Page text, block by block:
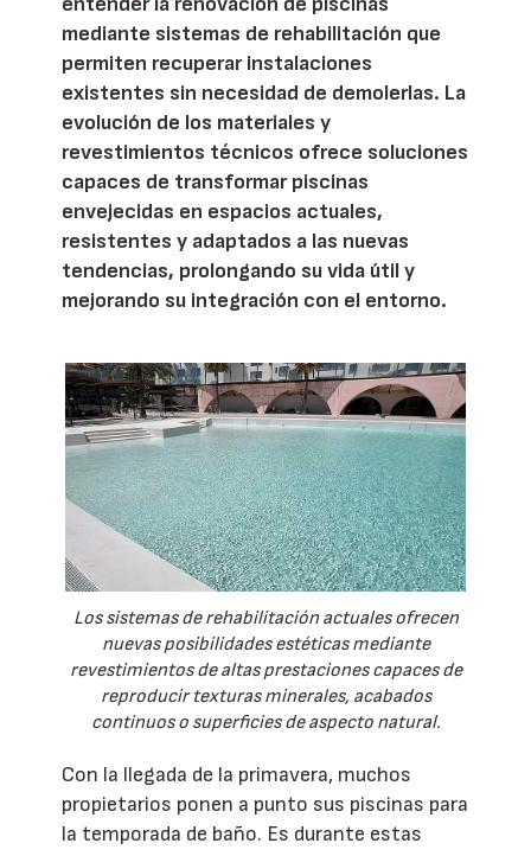
mediante sistemas de rehabilitación que
permiten recuperar instalaciones
existentes sin necesidad de demolerlas. La
evolución de los materiales y
revestimientos técnicos ofrece soluciones
capaces de transformar piscinas
envejecidas en espacios actuales,
resistentes y adaptados a las nuevas
tendencias, prolongando su vida útil y
mejorando su integración con el entorno.
Los sistemas de rehabilitación actuales ofrecen
nuevas posibilidades estéticas mediante
revestimientos de altas prestaciones capaces de
reproducir texturas minerales, acabados
continuos o superficies de aspecto natural.
Con la llegada de la primavera, muchos
propietarios ponen a punto sus piscinas para
la temporada de baño. Es durante estas